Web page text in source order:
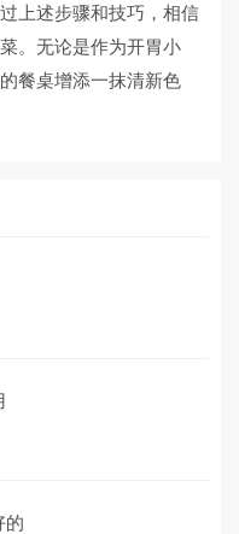
上述步骤和技巧，相信
。无论是作为开胃小
餐桌增添一抹清新色
的